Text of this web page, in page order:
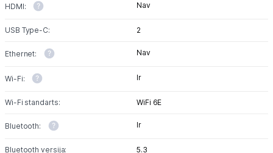
HDMI: Nav
USB Type-C: 2
Ethernet: Nav
Wi-Fi: Ir
Wi-Fi standarts: WiFi 6E
Bluetooth: Ir
Bluetooth versija: 5.3